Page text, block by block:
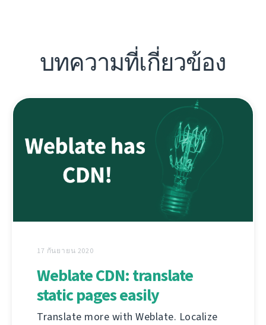
บทความที่เกี่ยวข้อง
17 กันยายน 2020
Weblate CDN: translate
static pages easily
Translate more with Weblate. Localize